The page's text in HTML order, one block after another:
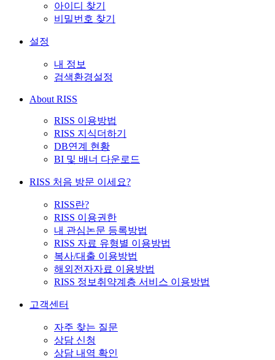
아이디 찾기
비밀번호 찾기
설정
내 정보
검색환경설정
About RISS
RISS 이용방법
RISS 지식더하기
DB연계 현황
BI 및 배너 다운로드
RISS 처음 방문 이세요?
RISS란?
RISS 이용권한
내 관심논문 등록방법
RISS 자료 유형별 이용방법
복사/대출 이용방법
해외전자자료 이용방법
RISS 정보취약계층 서비스 이용방법
고객센터
자주 찾는 질문
상담 신청
상담 내역 확인